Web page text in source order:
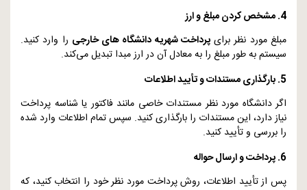
4. مشخص کردن مبلغ و ارز
مبلغ مورد نظر برایپرداخت شهریه دانشگاه ‌های خارجی را وارد کنید.
سیستم به طور مبلغ را به معادل آن در ارز مبدا تبدیل می‌کند.
5. بارگذاری مستندات و تأیید اطلاعات
اگر دانشگاه مورد نظر مستندات خاصی مانند فاکتور یا شناسه پرداخت
نیاز دارد، این مستندات را بارگذاری کنید. سپس تمام اطلاعات وارد شده
را بررسی و تأیید کنید.
6. پرداخت و ارسال حواله
پس از تأیید اطلاعات، روش پرداخت مورد نظر خود را انتخاب کنید، که